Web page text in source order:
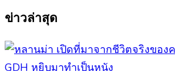
ข่าวล่าสุด